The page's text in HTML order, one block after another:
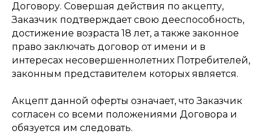
Договору. Совершая действия по акцепту,
Заказчик подтверждает свою дееспособность,
достижение возраста 18 лет, а также законное
право заключать договор от имени и в
интересах несовершеннолетних Потребителей,
законным представителем которых является.
Акцепт данной оферты означает, что Заказчик
согласен со всеми положениями Договора и
обязуется им следовать.